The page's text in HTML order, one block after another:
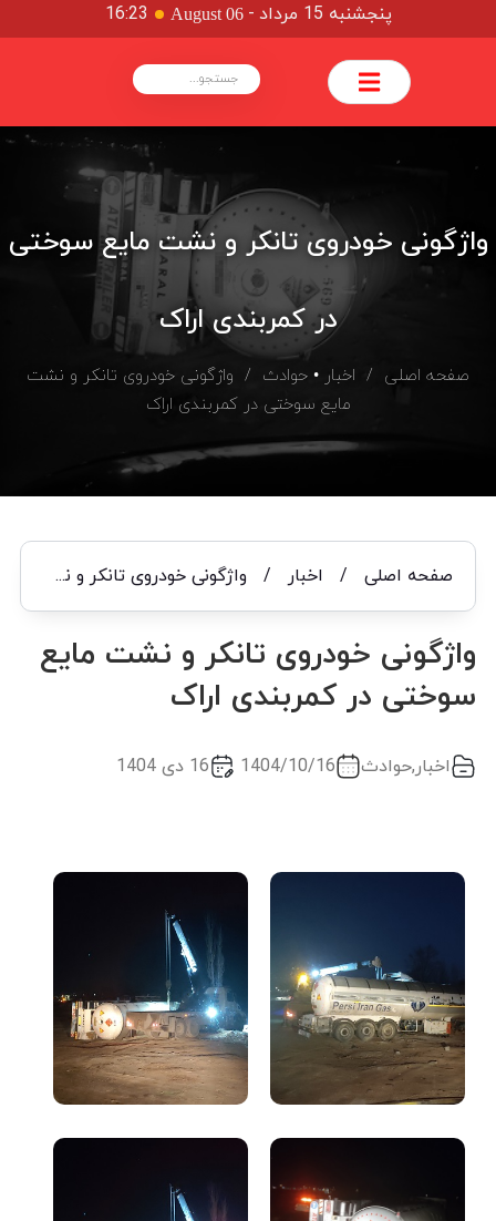
پنجشنبه 15 مرداد -
August 06
16:23
واژگونی خودروی تانکر و نشت مایع سوختی
در کمربندی اراک
صفحه اصلی / اخبار • حوادث / واژگونی خودروی تانکر و نشت
مایع سوختی در کمربندی اراک
صفحه اصلی/ اخبار / واژگونی خودروی تانکر و نشت مایع سوختی در کمربندی اراک
واژگونی خودروی تانکر و نشت مایع
سوختی در کمربندی اراک
اخبار,حوادث 1404/10/16 16 دی 1404